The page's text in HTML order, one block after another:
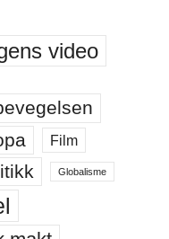
video
Film
Globalisme